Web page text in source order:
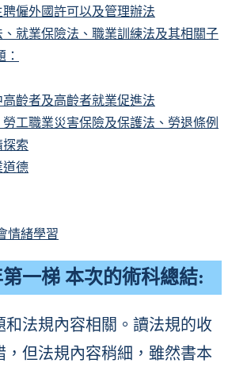
僱外國許可以及管理辦法
就業保險法、職業訓練法及其相關子
齡者及高齡者就業促進法
工職業災害保險及保護法、勞退條例
探索
道德
情緒學習
一梯 本次的術科總結:
和法規內容相關。讀法規的收
，但法規內容稍細，雖然書本